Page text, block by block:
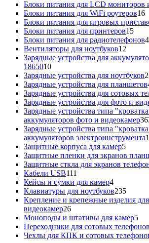
Блоки питания для LCD мониторов
Блоки питания для WiFi роутеров1616
Блоки питания для игровых
Блоки питания для принтеров1515
Блоки питания для радиотелефонов44
Вентиляторы для ноутбуков12
Зарядные устройства для
186501010
товаров
Зарядные устройства для ноутбуков
Зарядные устройства для планшетов
Зарядные устройства для сотовых
Зарядные устройства для фото и
Зарядные устройства типа
аккумуляторов фото и видеокамер
Зарядные устройства типа
аккумуляторов электроинструмента
Защитные корпуса для камер55
Защитные пленки для экранов
Защитные сткла для экранов
Кабели USB111
товаров
Кейсы и сумки для камер44
товара
Клавиатуры для ноутбуков235235
Крепление и крепежные изделия
видеокамер2626
товаров
Моноподы и штативы для камер55
Переходники для сотовых телефонов
Чехлы для КПК и сотовых